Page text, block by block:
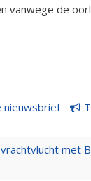
vanwege de
nieuwsbrief
met